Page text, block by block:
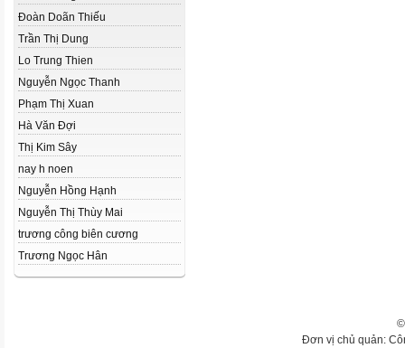
Đoàn Doãn Thiếu
Trần Thị Dung
Lo Trung Thien
Nguyễn Ngọc Thanh
Phạm Thị Xuan
Hà Văn Đợi
Thị Kim Sây
nay h noen
Nguyễn Hồng Hạnh
Nguyễn Thị Thùy Mai
trương công biên cương
Trương Ngọc Hân
Đơn vị chủ quản: